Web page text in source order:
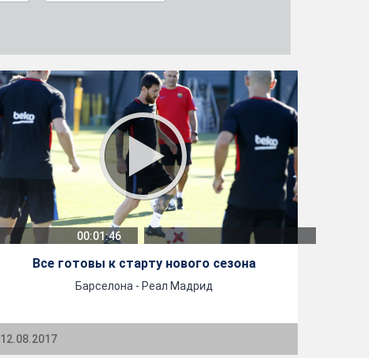
00:01:46
Все готовы к старту нового сезона
Барселона - Реал Мадрид
12.08.2017